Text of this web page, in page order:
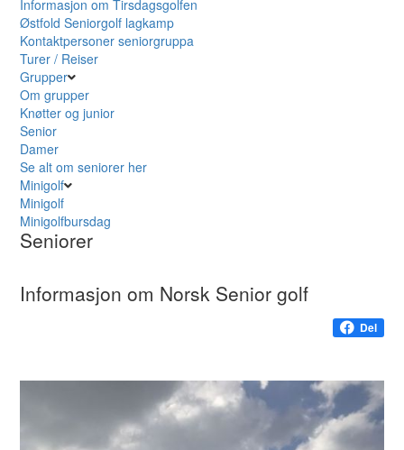
Informasjon om Tirsdagsgolfen
Østfold Seniorgolf lagkamp
Kontaktpersoner seniorgruppa
Turer / Reiser
Grupper
Om grupper
Knøtter og junior
Senior
Damer
Se alt om seniorer her
Minigolf
Minigolf
Minigolfbursdag
Seniorer
Informasjon om Norsk Senior golf
Del